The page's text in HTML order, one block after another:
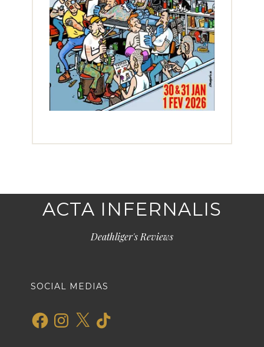
ACTA INFERNALIS
Deathliger's Reviews
SOCIAL MEDIAS
FacebookInstagram
X TikTok